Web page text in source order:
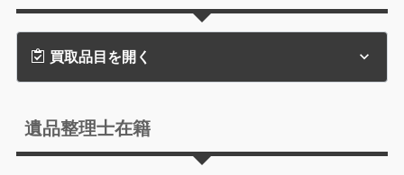
買取品目を開く
遺品整理士在籍